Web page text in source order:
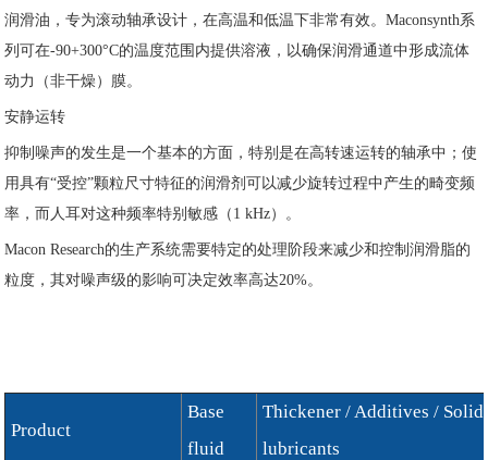
润滑油，专为滚动轴承设计，在高温和低温下非常有效。Maconsynth系
列可在-90+300°C的温度范围内提供溶液，以确保润滑通道中形成流体
动力（非干燥）膜。
安静运转
抑制噪声的发生是一个基本的方面，特别是在高转速运转的轴承中；使
用具有“受控”颗粒尺寸特征的润滑剂可以减少旋转过程中产生的畸变频
率，而人耳对这种频率特别敏感（1 kHz）。
Macon Research的生产系统需要特定的处理阶段来减少和控制润滑脂的
粒度，其对噪声级的影响可决定效率高达20%。
Product
Base
fluid
Thickener / Additives / Solid
lubricants